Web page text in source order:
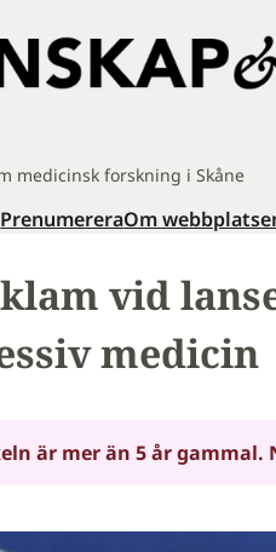
medicinsk forskning i Skåne
PrenumereraOm
vid
medicin
är mer än 5 år